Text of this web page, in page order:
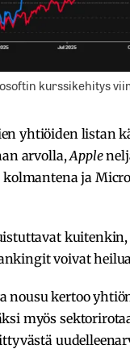
kurssikehitys
yhtiöiden listan
arvolla,Apple
kolmantena ja
kuitenkin,
voivat
nousu kertoo
myös